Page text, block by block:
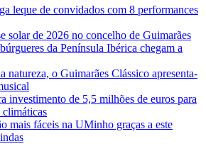
leque de convidados com 8 performances
solar de 2026 no concelho de Guimarães
da Península Ibérica chegam a
natureza, o Guimarães Clássico apresenta-
investimento de 5,5 milhões de euros para
climáticas
mais fáceis na UMinho graças a este